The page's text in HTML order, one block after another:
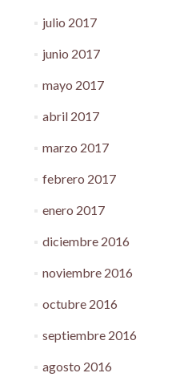
julio 2017
junio 2017
mayo 2017
abril 2017
marzo 2017
febrero 2017
enero 2017
diciembre 2016
noviembre 2016
octubre 2016
septiembre 2016
agosto 2016